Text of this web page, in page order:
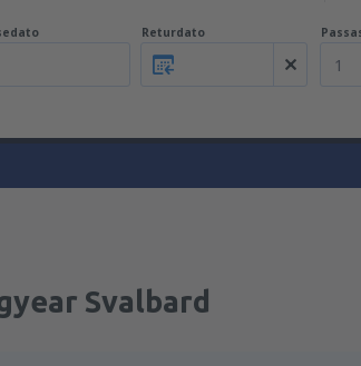
Returdato
1
Svalbard